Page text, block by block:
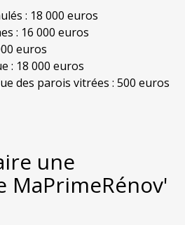
: 18 000 euros
: 16 000 euros
euros
: 18 000 euros
des parois vitrées : 500 euros
une
MaPrimeRénov'